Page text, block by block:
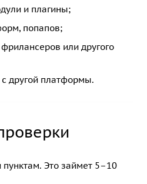
и плагины;
попапов;
или другого
другой платформы.
пунктам. Это займет 5–10